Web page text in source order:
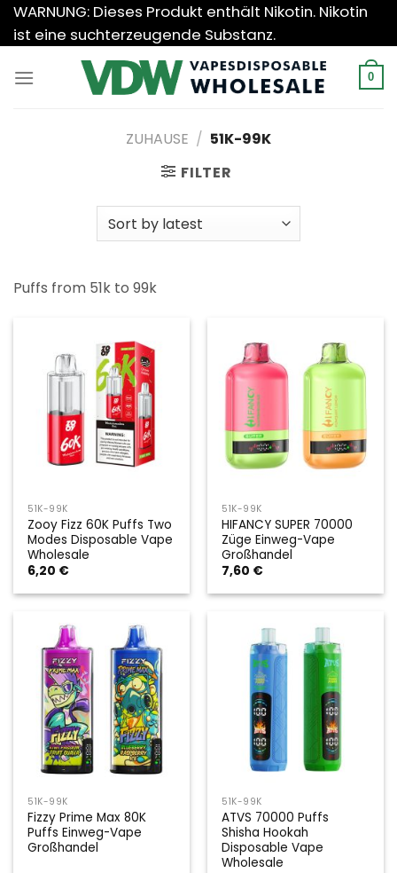
Zum
Inhalt
WARNUNG: Dieses Produkt enthält Nikotin. Nikotin
ist eine suchterzeugende Substanz.
0
ZUHAUSE / 51K-99K
FILTER
Puffs from 51k to 99k
51K-99K
Zooy Fizz 60K Puffs Two
Modes Disposable Vape
Wholesale
6,20 €
51K-99K
HIFANCY SUPER 70000
Züge Einweg-Vape
Großhandel
7,60 €
51K-99K
Fizzy Prime Max 80K
Puffs Einweg-Vape
Großhandel
51K-99K
ATVS 70000 Puffs
Shisha Hookah
Disposable Vape
Wholesale